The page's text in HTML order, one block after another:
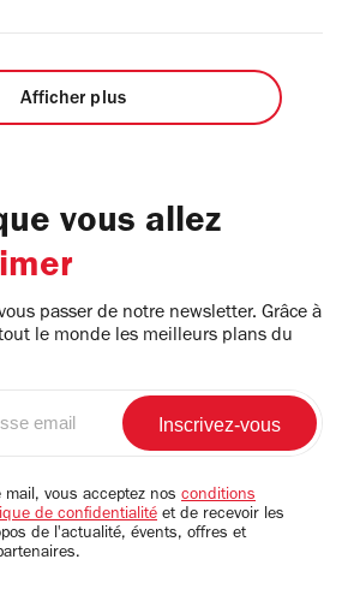
Afficher plus
vous allez
passer de notre newsletter. Grâce à
le monde les meilleurs plans du
vous acceptez nos conditions
de confidentialité et de recevoir les
de l'actualité, évents, offres et